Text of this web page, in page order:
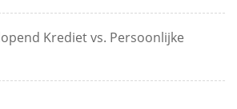
Krediet vs. Persoonlijke